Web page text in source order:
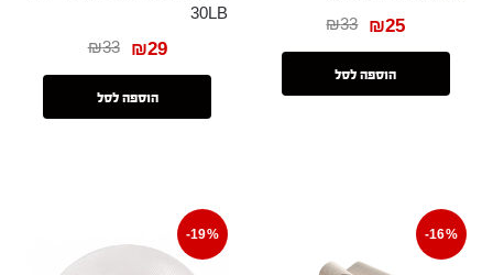
₪33 ₪25
הוספה לסל
30LB
₪33 ₪29
הוספה לסל
-16%
-19%